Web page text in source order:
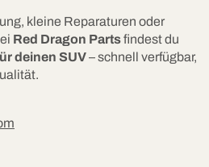
kleine Reparaturen oder
Red Dragon Partsfindest du
deinen SUV– schnell verfügbar,